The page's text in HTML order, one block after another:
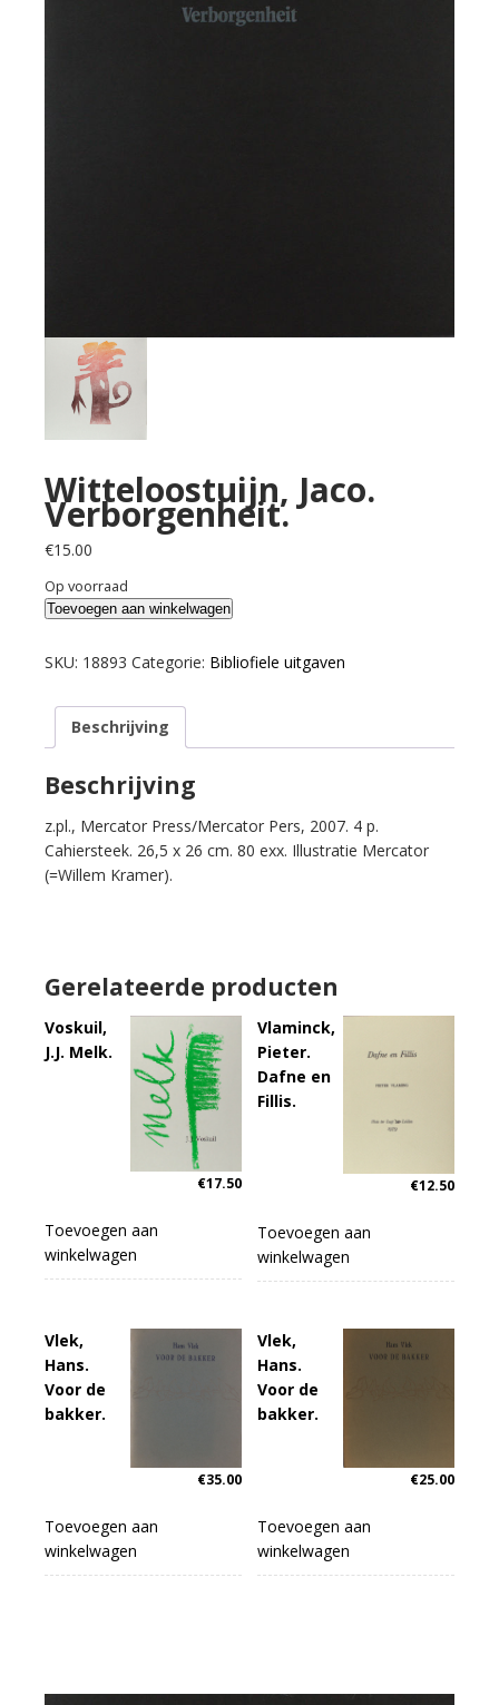
Witteloostuijn, Jaco.
Verborgenheit.
€15.00
Op voorraad
Witteloostuijn,
Verborgenheit.
Toevoegen aan winkelwagen
SKU: 18893 Categorie: Bibliofiele uitgaven
Beschrijving
Beschrijving
z.pl., Mercator Press/Mercator Pers, 2007. 4 p.
Cahiersteek. 26,5 x 26 cm. 80 exx. Illustratie Mercator
(=Willem Kramer).
Gerelateerde producten
Voskuil,
J.J. Melk.
€17.50
Toevoegen aan
winkelwagen
Vlaminck,
Pieter.
Dafne en
Fillis.
€12.50
Toevoegen aan
winkelwagen
Vlek,
Hans.
Voor de
bakker.
€35.00
Toevoegen aan
winkelwagen
Vlek,
Hans.
Voor de
bakker.
€25.00
Toevoegen aan
winkelwagen